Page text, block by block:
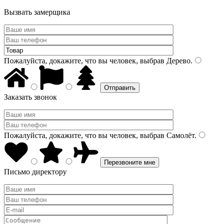
Вызвать замерщика
Пожалуйста, докажите, что вы человек, выбрав Дерево.
Заказать звонок
Пожалуйста, докажите, что вы человек, выбрав Самолёт.
Письмо директору